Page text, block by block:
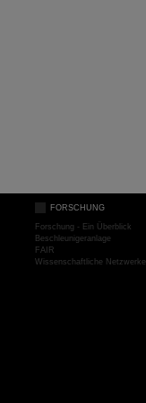
FORSCHUNG
Forschung - Ein Überblick
Beschleunigeranlage
FAIR
Wissenschaftliche Netzwerke